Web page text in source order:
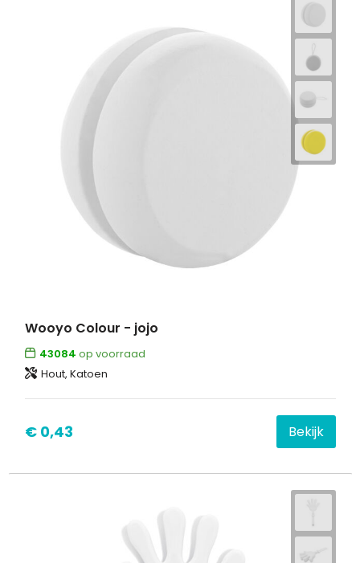
Wooyo Colour - jojo
43084 op voorraad
Hout, Katoen
€ 0,43 Bekijk